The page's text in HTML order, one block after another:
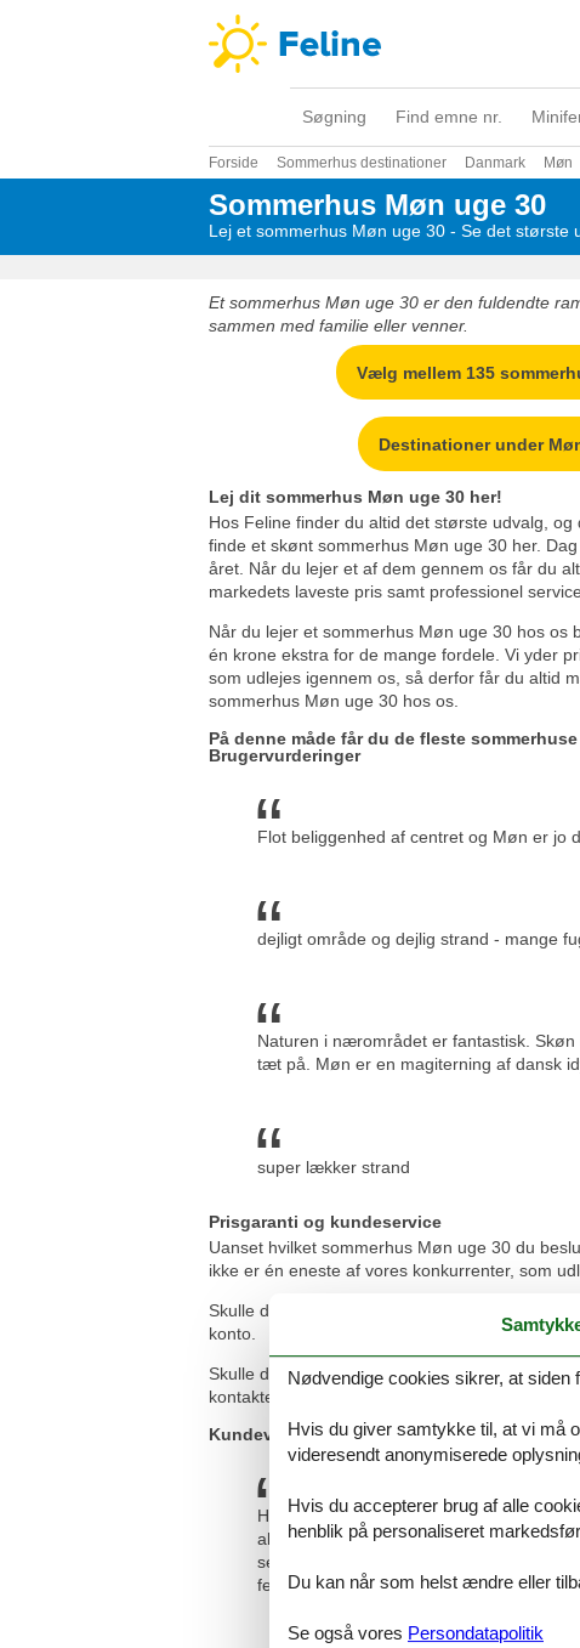
Søgning Find emne nr.
Forside Sommerhus destinationer Danmark Møn
Sommerhus Møn uge 30
Lej et sommerhus Møn uge 30 - Se det største
Et sommerhus Møn uge 30 er den fuldendte
sammen med familie eller venner.
Vælg mellem 135
Destinationer under
Lej dit sommerhus Møn uge 30 her!
Hos Feline finder du altid det største udvalg,
finde et skønt sommerhus Møn uge 30 her.
året. Når du lejer et af dem gennem os får du
markedets laveste pris samt professionel
Når du lejer et sommerhus Møn uge 30 hos os
én krone ekstra for de mange fordele. Vi yder
som udlejes igennem os, så derfor får du altid
sommerhus Møn uge 30 hos os.
På denne måde får du de fleste
Brugervurderinger
Flot beliggenhed af centret og Møn er jo
dejligt område og dejlig strand - mange
Naturen i nærområdet er fantastisk.
tæt på. Møn er en magiterning af dansk
super lækker strand
Prisgaranti og kundeservice
Uanset hvilket sommerhus Møn uge 30 du
ikke er én eneste af vores konkurrenter, som
Skulle der en sjælden gang opstå en smutter i
konto.
Skulle du sidde tilbage med spørgsmål eller
kontakte os. Send en mail til info@feline.dk eller
Kundevurderinger af Feline Holidays
Hurtig betjening og godt ferie sted. Vi
allerede dagen efter bestillingen. Vi har
servicemindede og venlige. Feriestedet
ferie og en positiv oplevelse med at
Nødvendige cookies sikrer, at
Hvis du giver samtykke til, at vi må
videresendt anonymiserede
Hvis du accepterer brug af alle
henblik på personaliseret
Du kan når som helst ændre eller
Se også vores Persondatapolitik